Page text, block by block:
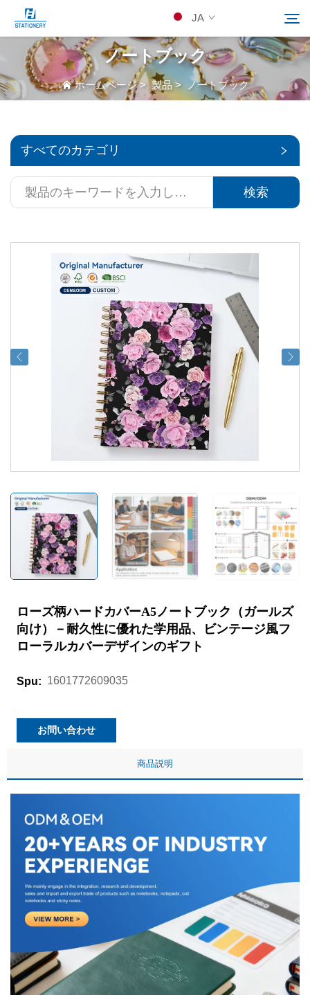
JA
製品
カスタムソリューション
リソース
検索
ノートブック
ホームページ>製品> ノートブック
すべてのカテゴリ
検索
ローズ柄ハードカバーA5ノートブック（ガールズ
向け）－耐久性に優れた学用品、ビンテージ風フ
ローラルカバーデザインのギフト
Spu: 1601772609035
お問い合わせ
商品説明